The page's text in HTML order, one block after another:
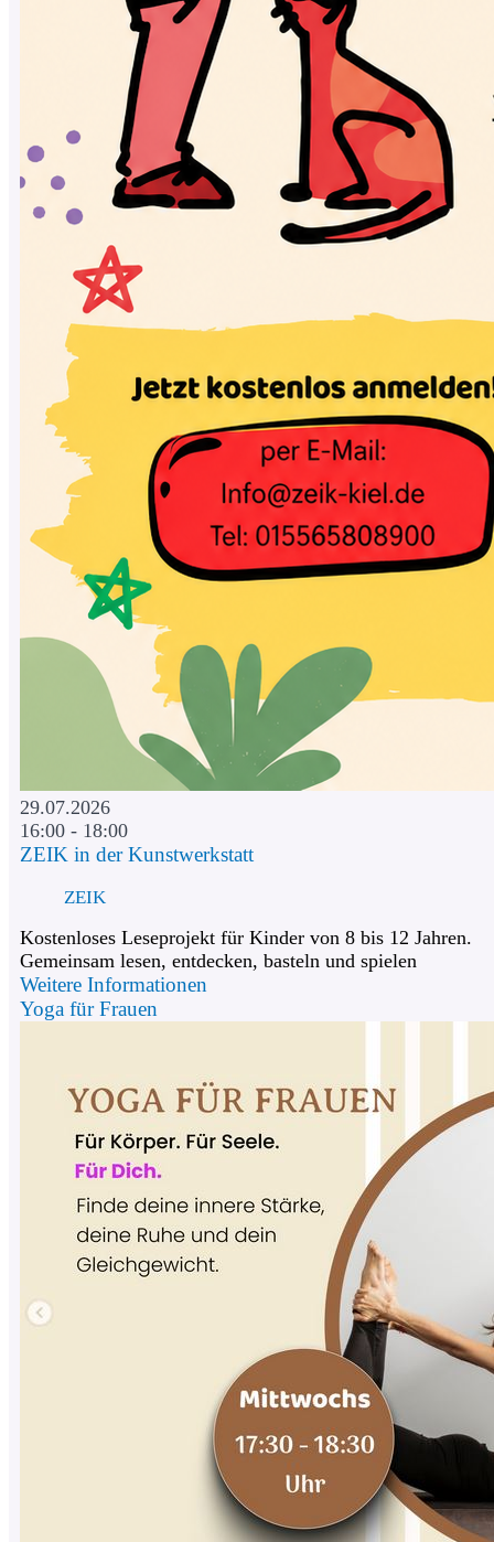
29.07.2026
16:00 - 18:00
ZEIK in der Kunstwerkstatt
ZEIK
Kostenloses Leseprojekt für Kinder von 8 bis 12 Jahren.
Gemeinsam lesen, entdecken, basteln und spielen
Weitere Informationen
Yoga für Frauen